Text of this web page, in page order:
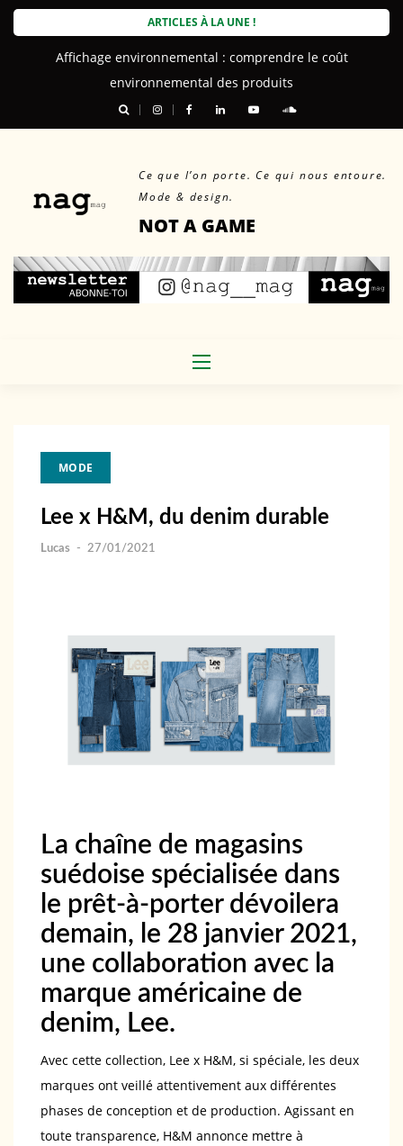
Skip
ARTICLES À LA UNE !
Affichage environnemental : comprendre le coût
environnemental des produits
Ce que l’on porte. Ce qui nous entoure.
Mode & design.
NOT A GAME
MODE
Lee x H&M, du denim durable
Lucas - 27/01/2021
La chaîne de magasins
suédoise spécialisée dans
le prêt-à-porter dévoilera
demain, le 28 janvier 2021,
une collaboration avec la
marque américaine de
denim, Lee.
Avec cette collection, Lee x H&M, si spéciale, les deux
marques ont veillé attentivement aux différentes
phases de conception et de production. Agissant en
toute transparence, H&M annonce mettre à